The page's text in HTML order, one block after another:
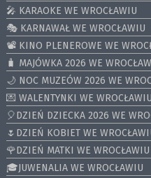
🎤 KARAOKE WE WROCŁAWIU
🎭 KARNAWAŁ WE WROCŁAWIU
📽️ KINO PLENEROWE WE
🧳 MAJÓWKA 2026 WE
🌙 NOC MUZEÓW 2026 WE
💌 WALENTYNKI WE WROCŁAWIU
🎈DZIEŃ DZIECKA 2026 WE
🌷DZIEŃ KOBIET WE
🌹DZIEŃ MATKI WE WROCŁAWIU
🎓JUWENALIA WE WROCŁAWIU